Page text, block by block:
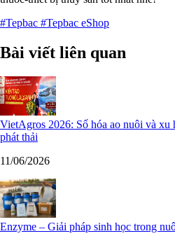
#Tepbac #Tepbac eShop
Bài viết liên quan
VietAgros 2026: Số hóa ao nuôi và xu
phát thải
11/06/2026
Enzyme – Giải pháp sinh học trong